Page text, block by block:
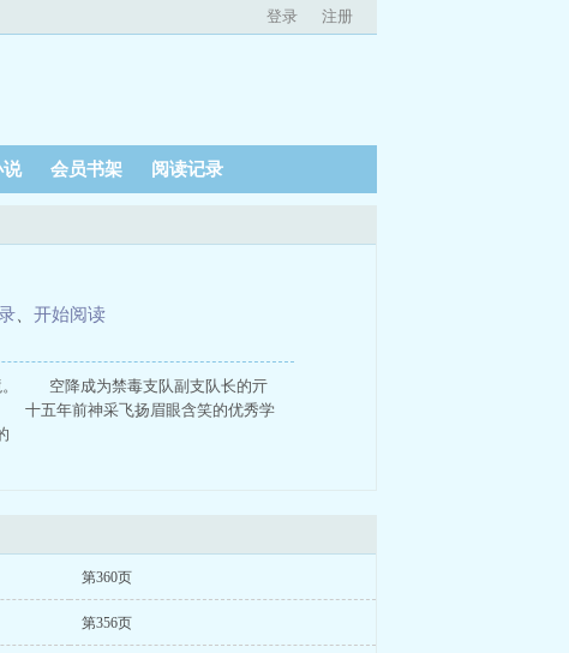
登录 注册
说 会员书架 阅读记录
开始阅读
空降成为禁毒支队副支队长的亓
十五年前神采飞扬眉眼含笑的优秀学
第360页
第356页